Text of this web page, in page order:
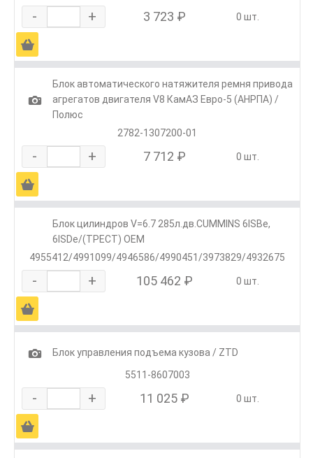
- + 3 723 ₽ 0 шт.
Ä
1
Блок автоматического натяжителя ремня привода
агрегатов двигателя V8 КамАЗ Евро-5 (АНРПА) /
Полюс
2782-1307200-01
- + 7 712 ₽ 0 шт.
Ä
Блок цилиндров V=6.7 285л.дв.CUMMINS 6ISBe,
6ISDe/(ТРЕСТ) OEM
4955412/4991099/4946586/4990451/3973829/4932675
- + 105 462 ₽ 0 шт.
Ä
1
Блок управления подъема кузова / ZTD
5511-8607003
- + 11 025 ₽ 0 шт.
Ä